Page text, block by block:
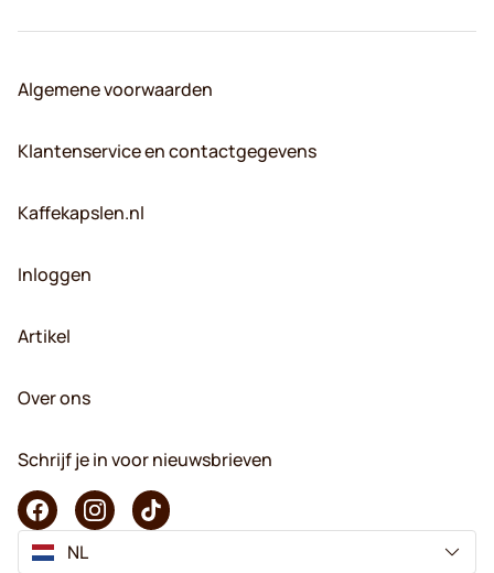
Algemene voorwaarden
Klantenservice en contactgegevens
Kaffekapslen.nl
Inloggen
Artikel
Over ons
Schrijf je in voor nieuwsbrieven
NL